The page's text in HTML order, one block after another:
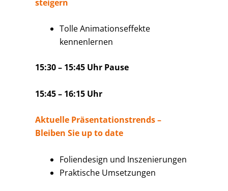
steigern
Tolle Animationseffekte
kennenlernen
15:30 – 15:45 Uhr Pause
15:45 – 16:15 Uhr
Aktuelle Präsentationstrends –
Bleiben Sie up to date
Foliendesign und Inszenierungen
Praktische Umsetzungen